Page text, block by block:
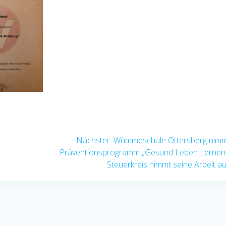
Nächster: Nächster
Beitrag:
Wümmeschule Ottersberg
Präventionsprogramm „Gesund Leben
Steuerkreis nimmt seine Arbeit